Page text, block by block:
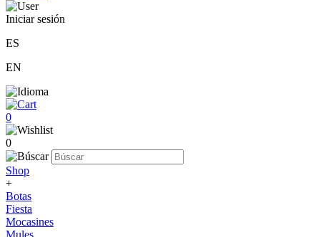
Iniciar sesión
ES
EN
0
0
Shop
+
Botas
Fiesta
Mocasines
Mules